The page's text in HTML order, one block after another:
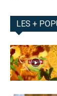
LES +